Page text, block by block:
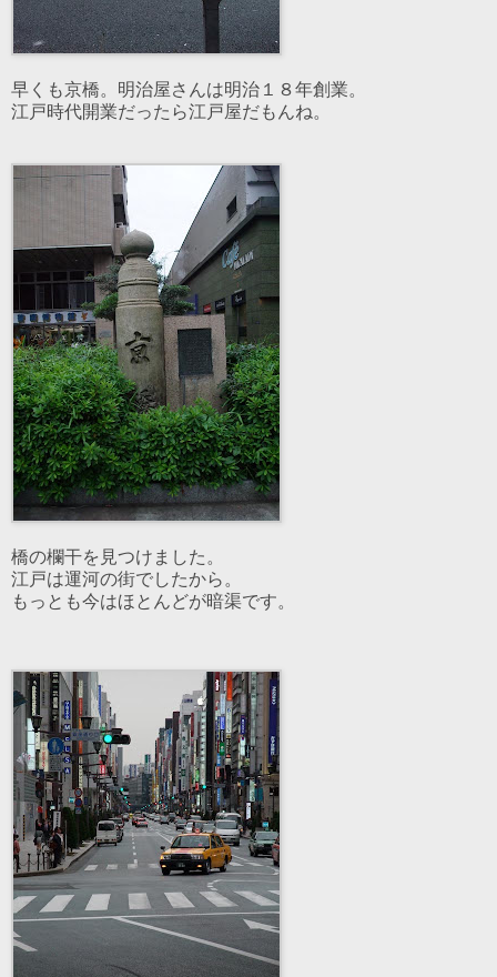
早くも京橋。明治屋さんは明治１８年創業。
江戸時代開業だったら江戸屋だもんね。
橋の欄干を見つけました。
江戸は運河の街でしたから。
もっとも今はほとんどが暗渠です。